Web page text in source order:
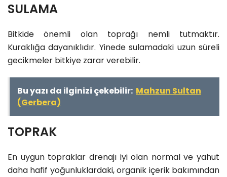
SULAMA
Bitkide önemli olan toprağı nemli tutmaktır.
Kuraklığa dayanıklıdır. Yinede sulamadaki uzun süreli
gecikmeler bitkiye zarar verebilir.
Bu yazı da ilginizi çekebilir: Mahzun Sultan
(Gerbera)
TOPRAK
En uygun topraklar drenajı iyi olan normal ve yahut
daha hafif yoğunluklardaki, organik içerik bakımından